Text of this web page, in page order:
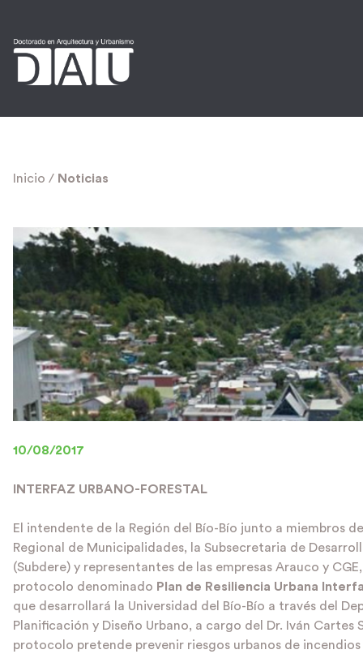
Inicio / Noticias
10/08/2017
INTERFAZ URBANO-FORESTAL
El intendente de la Región del Bío-Bío junto a miembros
Regional de Municipalidades, la Subsecretaria de
(Subdere) y representantes de las empresas Arauco y
protocolo denominado Plan de Resiliencia Urbana
que desarrollará la Universidad del Bío-Bío a través del
Planificación y Diseño Urbano, a cargo del Dr. Iván Cartes
protocolo pretende prevenir riesgos urbanos de